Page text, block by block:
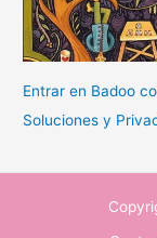
Entrar en Badoo
Soluciones y